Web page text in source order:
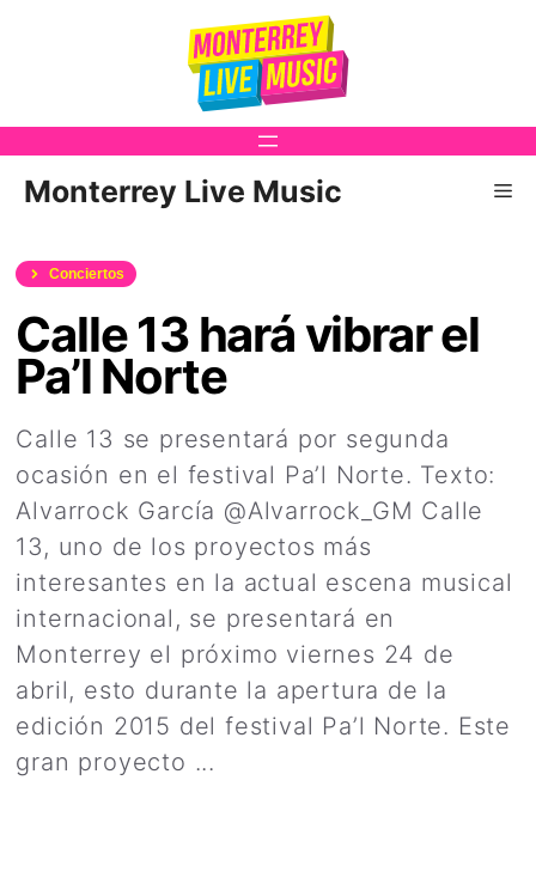
Monterrey Live Music
Conciertos
Calle 13 hará vibrar el
Pa’l Norte
Calle 13 se presentará por segunda
ocasión en el festival Pa’l Norte. Texto:
Alvarrock García @Alvarrock_GM Calle
13, uno de los proyectos más
interesantes en la actual escena musical
internacional, se presentará en
Monterrey el próximo viernes 24 de
abril, esto durante la apertura de la
edición 2015 del festival Pa’l Norte. Este
gran proyecto ...